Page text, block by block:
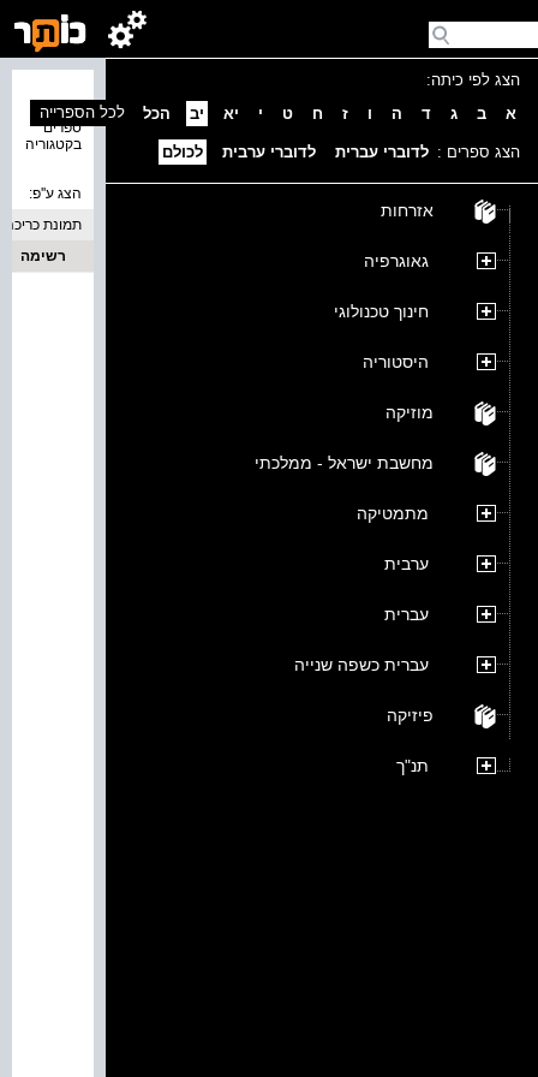
הצג לפי כיתה:
א
ב ג ד ה ו ז ח ט י יא יב הכל
הצג ספרים : לדוברי עברית לדוברי ערבית לכולם
אזרחות
גאוגרפיה
חינוך טכנולוגי
היסטוריה
מוזיקה
מחשבת ישראל - ממלכתי
מתמטיקה
ערבית
עברית
עברית כשפה שנייה
פיזיקה
תנ"ך
ספרים
בקטגוריה
לכל הספרייה
הצג ע''פ:
תמונת כריכה
רשימה